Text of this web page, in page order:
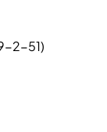
2-51)